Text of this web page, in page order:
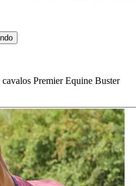
Premier Equine Buster